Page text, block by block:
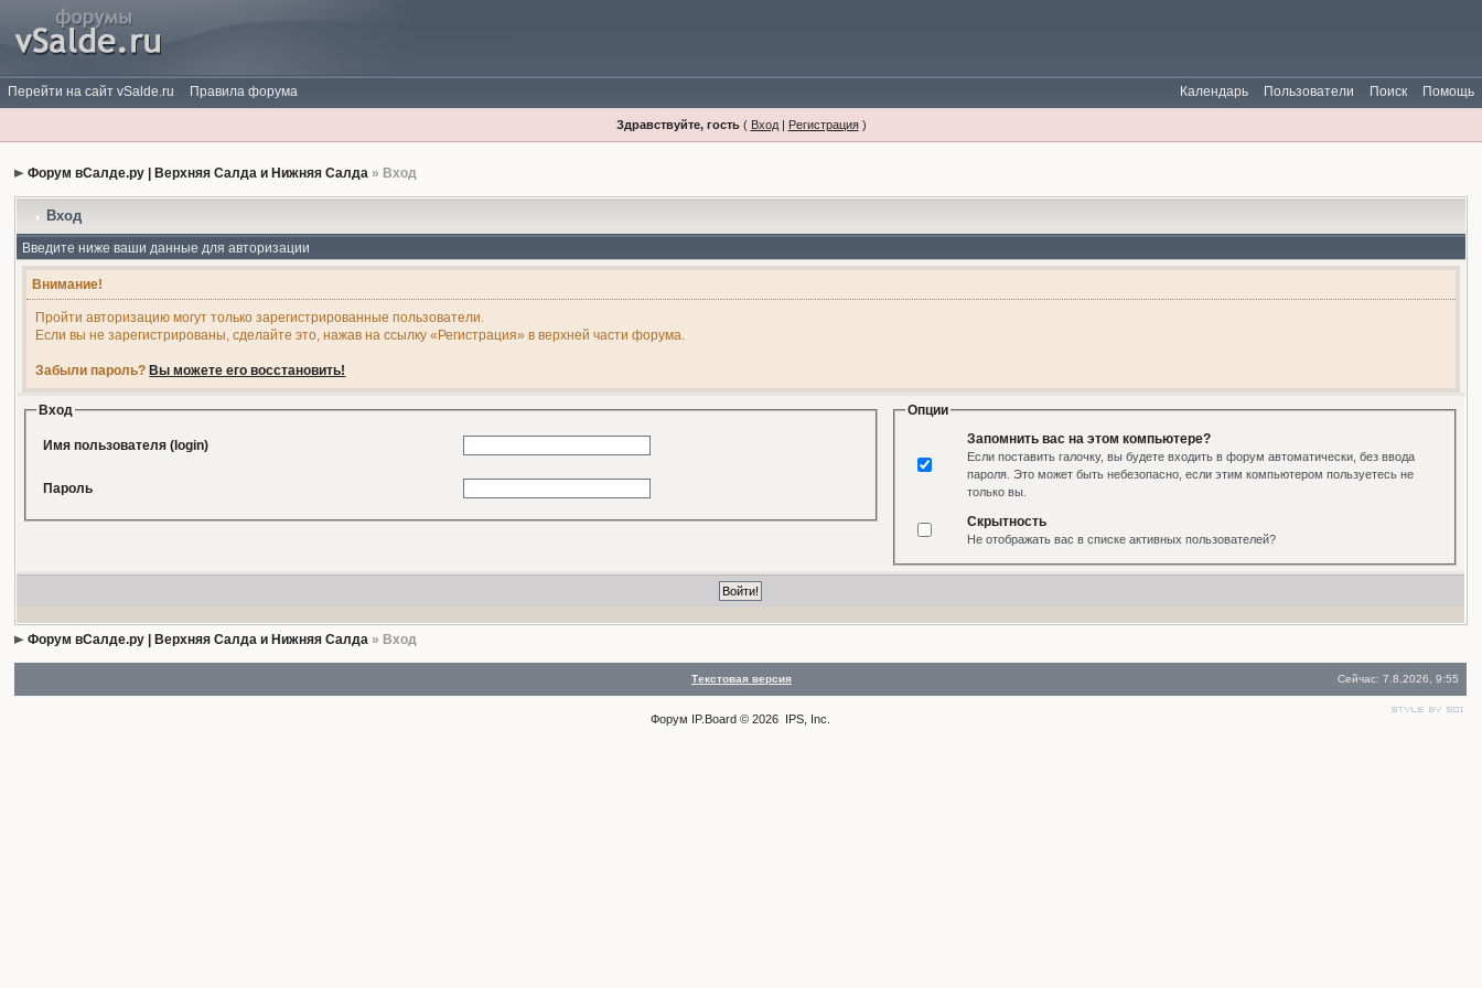
Перейти на сайт vSalde.ru Правила форума Помощь
Поиск
Пользователи
Календарь
Здравствуйте, гость( Вход| Регистрация)
Форум вСалде.ру | Верхняя Салда и Нижняя Салда » Вход
Вход
Введите ниже ваши данные для авторизации
Внимание!
Пройти авторизацию могут только зарегистрированные пользователи.
Если вы не зарегистрированы, сделайте это, нажав на ссылку «Регистрация» в верхней части форума.
Забыли пароль? Вы можете его восстановить!
Вход
Имя пользователя (login)
Пароль
Опции
Запомнить вас на этом компьютере?
Если поставить галочку, вы будете входить в форум автоматически, без ввода
пароля. Это может быть небезопасно, если этим компьютером пользуетесь не
только вы.
Скрытность
Не отображать вас в списке активных пользователей?
Форум вСалде.ру | Верхняя Салда и Нижняя Салда » Вход
Текстовая версия Сейчас: 7.8.2026, 9:55
Форум IP.Board © 2026 IPS, Inc